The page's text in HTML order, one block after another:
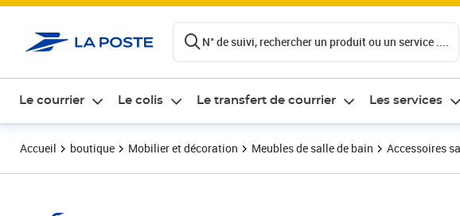
N° de suivi, rechercher un produit ou un service ....
Le courrier Le colis Le transfert de courrier Les services
Accueil boutique Mobilier et décoration Meubles de salle de bain Accessoires